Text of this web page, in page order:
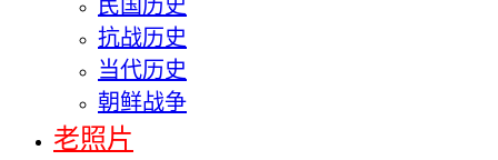
民国历史
抗战历史
当代历史
朝鲜战争
老照片